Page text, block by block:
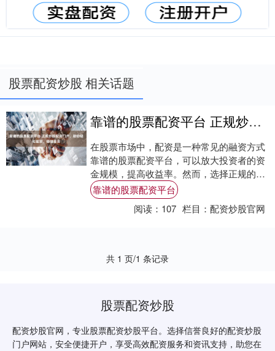
股票配资炒股 相关话题
靠谱的股票配资平台 正规炒股配资门户，助你轻松配资，稳健投资
在股票市场中，配资是一种常见的融资方式
靠谱的股票配资平台，可以放大投资者的资
金规模，提高收益率。然而，选择正规的炒
股配资门户至关重要，以保障资金安全和投
资收益。....
靠谱的股票配资平台
阅读： 107 栏目：配资炒股官网
共 1 页/1 条记录
股票配资炒股
配资炒股官网，专业股票配资炒股平台。选择信誉良好的配资炒股
门户网站，安全便捷开户，享受高效配资服务和资讯支持，助您在